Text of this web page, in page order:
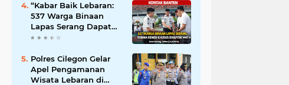
“Kabar Baik Lebaran:
537 Warga Binaan
Lapas Serang Dapat
Remisi Idulfitri”
Polres Cilegon Gelar
Apel Pengamanan
Wisata Lebaran di